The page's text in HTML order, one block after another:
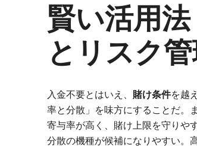
賢い活用
とリスク
入金不要とはいえ、 賭け条件を越
率と分散」を味方にすることだ。
寄与率が高く、賭け上限を守りや
分散の機種が候補になりやすい。